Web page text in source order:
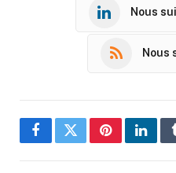
Nous
Nous
FacebookTwitterPinterest